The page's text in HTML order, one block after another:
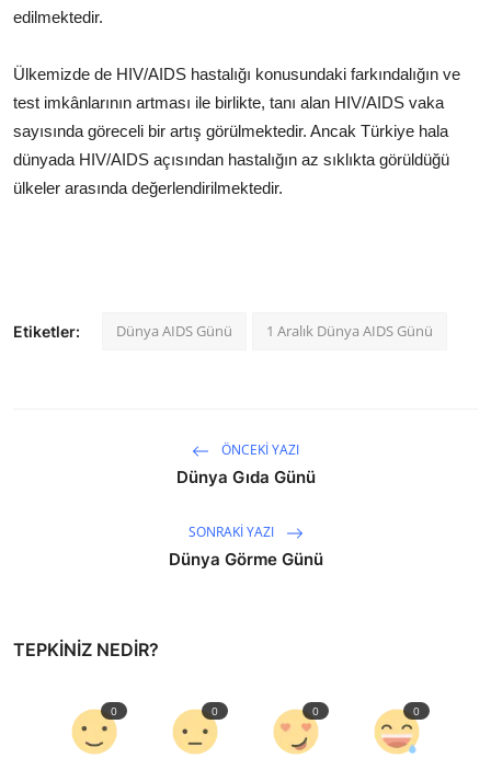
edilmektedir.
Ülkemizde de HIV/AIDS hastalığı konusundaki farkındalığın ve
test imkânlarının artması ile birlikte, tanı alan HIV/AIDS vaka
sayısında göreceli bir artış görülmektedir. Ancak Türkiye hala
dünyada HIV/AIDS açısından hastalığın az sıklıkta görüldüğü
ülkeler arasında değerlendirilmektedir.
Etiketler: Dünya AIDS Günü 1 Aralık Dünya AIDS Günü
ÖNCEKI YAZI
Dünya Gıda Günü
SONRAKI YAZI
Dünya Görme Günü
TEPKINIZ NEDIR?
0 0 0 0